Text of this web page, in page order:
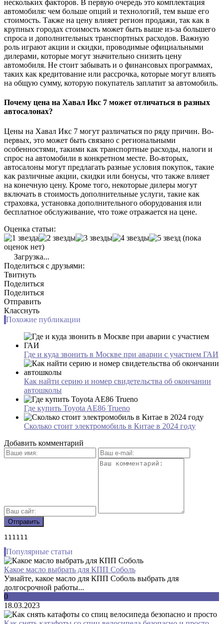
нескольких факторов. В первую очередь это комплектация
автомобиля: чем больше опций и технологий, тем выше его
стоимость. Также на цену влияет регион продажи, так как в
крупных городах стоимость может быть выше из-за большего
спроса и дополнительных транспортных расходов. Важную
роль играют акции и скидки, проводимые официальными
дилерами, которые могут значительно снизить цену
автомобиля. Не стоит забывать и о финансовых программах,
таких как кредитование или рассрочка, которые могут влиять
на общую сумму, которую покупатель заплатит за автомобиль.
Почему цена на Хавал Икс 7 может отличаться в разных
автосалонах?
Цены на Хавал Икс 7 могут различаться по ряду причин. Во-
первых, это может быть связано с региональными
особенностями, такими как транспортные расходы, налоги и
спрос на автомобили в конкретном месте. Во-вторых,
автосалоны могут предлагать разные условия покупок, такие
как различные акции, скидки или бонусы, что также влияет
на конечную цену. Кроме того, некоторые дилеры могут
включать в стоимость дополнительные услуги, такие как
страховка, установка дополнительного оборудования или
бесплатное обслуживание, что тоже отражается на цене.
Оценка статьи:
(пока
оценок нет)
Загрузка...
Поделиться с друзьями:
Твитнуть
Поделиться
Поделиться
Отправить
Класснуть
Похожие публикации
Где и куда звонить в Москве при аварии с участием ГАИ
Как найти серию и номер свидетельства об окончании
автошколы
Где купить Toyota AE86 Trueno
Сколько стоит электромобиль в Китае в 2024 году
Добавить комментарий
111111
Популярные статьи
Какое масло выбрать для КПП Соболь
Узнайте, какое масло для КПП Соболь выбрать для
долгосрочной работы...
0
18.03.2023